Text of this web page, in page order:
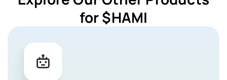
for $HAMI